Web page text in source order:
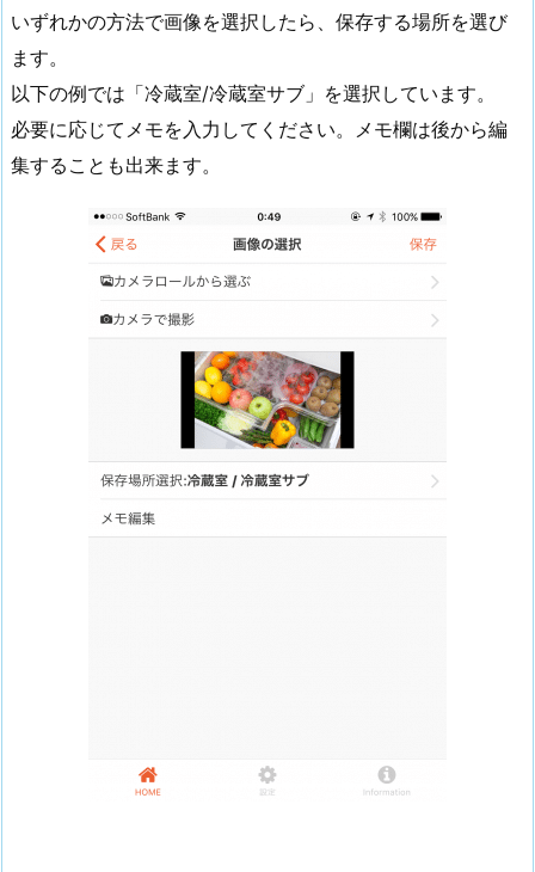
いずれかの方法で画像を選択したら、保存する場所を選び
ます。
以下の例では「冷蔵室/冷蔵室サブ」を選択しています。
必要に応じてメモを入力してください。メモ欄は後から編
集することも出来ます。